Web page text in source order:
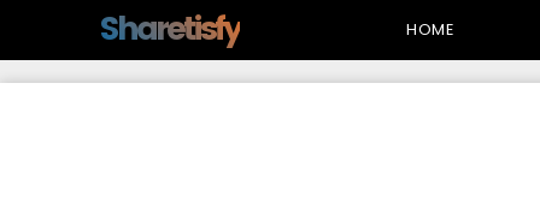
Sharetisfy HOME